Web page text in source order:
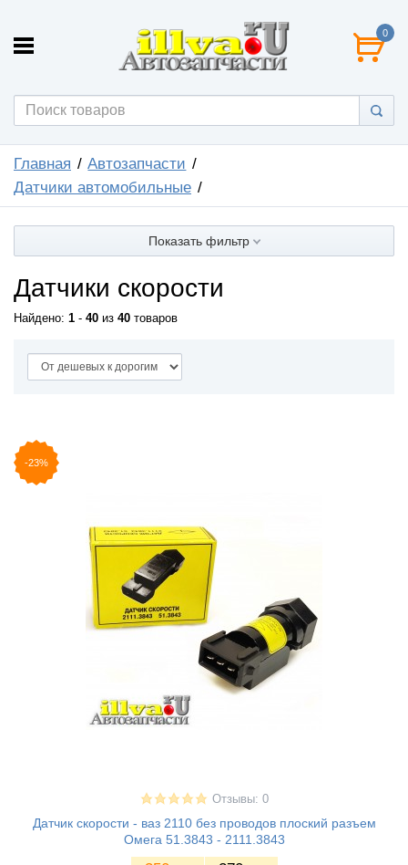
0
Главная
Автозапчасти
Датчики автомобильные
Показать фильтр
Датчики скорости
Найдено: 1 - 40 из 40 товаров
-23%
Отзывы: 0
Датчик скорости - ваз 2110 без проводов плоский разъем
Омега 51.3843 - 2111.3843